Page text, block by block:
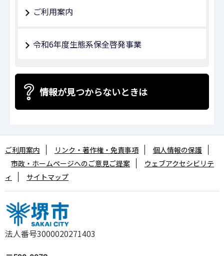
ご利用案内
令和6年度生態系保全啓発事業
情報が見つからないときは
法人番号3000020271403
ご利用案内 リンク・著作権・免責事項
個人情報の保護
市政・ホームページへのご意見ご提案
ウェブアクセシビリテ
ィ
サイトマップ